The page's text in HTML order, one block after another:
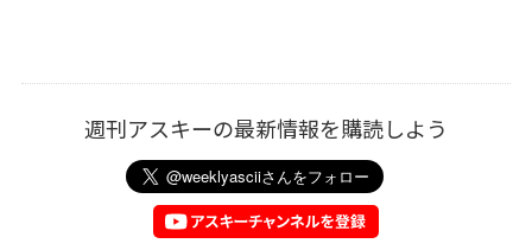
週刊アスキーの最新情報を購読しよう